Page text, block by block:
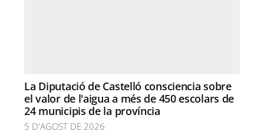
La Diputació de Castelló consciencia sobre
el valor de l'aigua a més de 450 escolars de
24 municipis de la província
5 D'AGOST DE 2026